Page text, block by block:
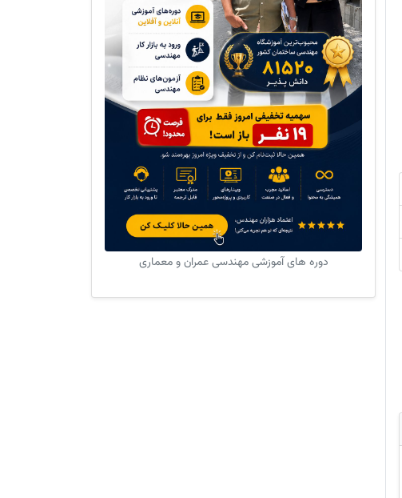
دوره های آموزشی مهندسی عمران و معماری